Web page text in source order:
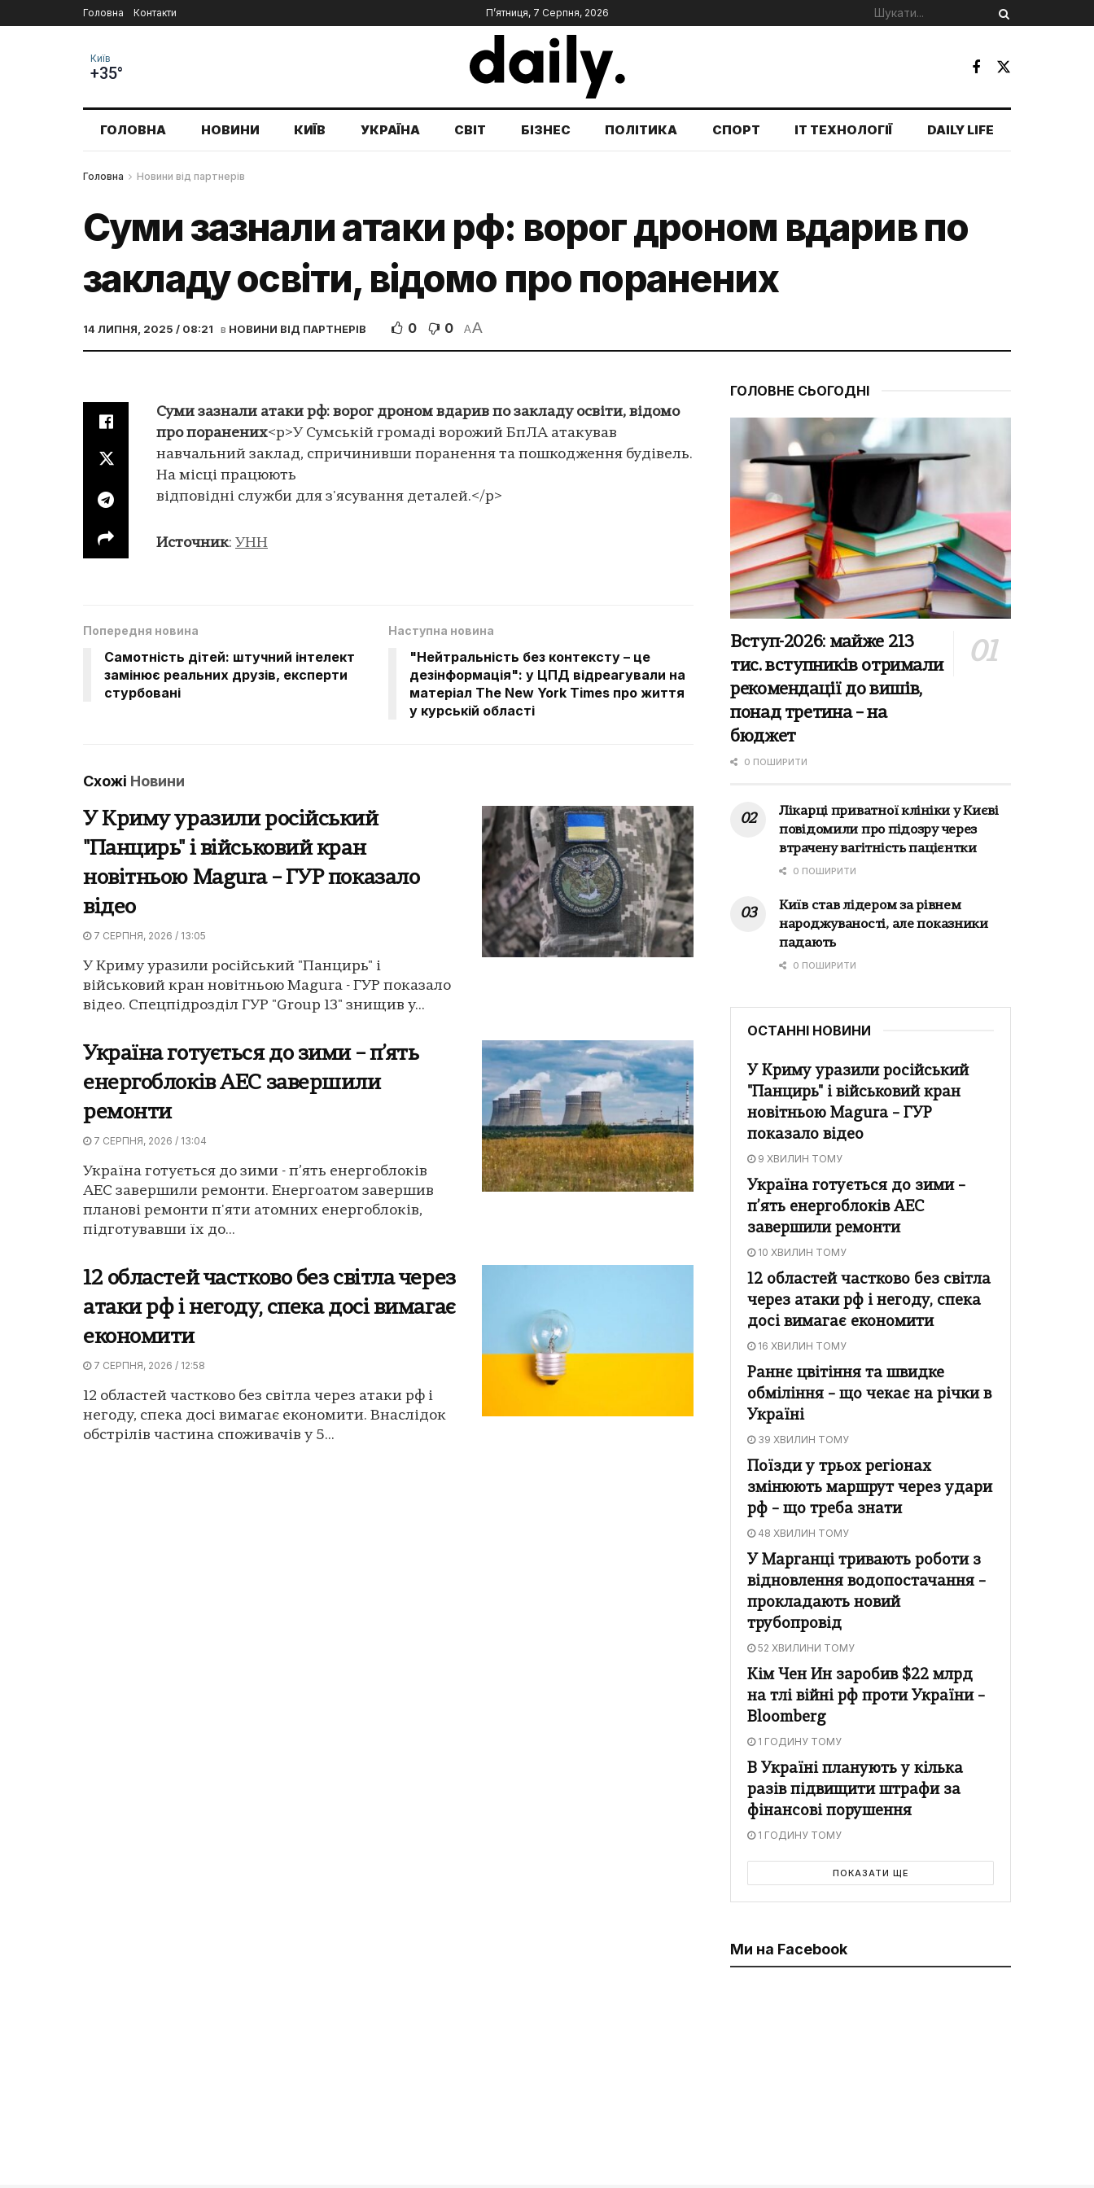
Головна Контакти П’ятниця, 7 Серпня, 2026
Київ
+35°
ГОЛОВНА НОВИНИ КИЇВ УКРАЇНА СВІТ БІЗНЕС ПОЛІТИКА СПОРТ IT ТЕХНОЛОГІЇ DAILY LIFE
Головна Новини від партнерів
Суми зазнали атаки рф: ворог дроном вдарив по
закладу освіти, відомо про поранених
14 ЛИПНЯ, 2025 / 08:21 в НОВИНИ ВІД ПАРТНЕРІВ 0 0 AA
Суми зазнали атаки рф: ворог дроном вдарив по закладу освіти, відомо
про поранених<p>У Сумській громаді ворожий БпЛА атакував
навчальний заклад, спричинивши поранення та пошкодження будівель.
На місці працюють
відповідні служби для з'ясування деталей.</p>
Источник: УНН
Попередня новина
Самотність дітей: штучний інтелект
замінює реальних друзів, експерти
стурбовані
Наступна новина
"Нейтральність без контексту – це
дезінформація": у ЦПД відреагували на
матеріал The New York Times про життя
у курській області
Схожі Новини
У Криму уразили російський
"Панцирь" і військовий кран
новітньою Magura – ГУР показало
відео
7 СЕРПНЯ, 2026 / 13:05
У Криму уразили російський "Панцирь" і
військовий кран новітньою Magura - ГУР показало
відео. Спецпідрозділ ГУР "Group 13" знищив у...
Україна готується до зими – п’ять
енергоблоків АЕС завершили
ремонти
7 СЕРПНЯ, 2026 / 13:04
Україна готується до зими - п’ять енергоблоків
АЕС завершили ремонти. Енергоатом завершив
планові ремонти п'яти атомних енергоблоків,
підготувавши їх до...
12 областей частково без світла через
атаки рф і негоду, спека досі вимагає
економити
7 СЕРПНЯ, 2026 / 12:58
12 областей частково без світла через атаки рф і
негоду, спека досі вимагає економити. Внаслідок
обстрілів частина споживачів у 5...
ГОЛОВНЕ СЬОГОДНІ
Вступ-2026: майже 213
тис. вступників отримали
рекомендації до вишів,
понад третина – на
бюджет
0 ПОШИРИТИ
Лікарці приватної клініки у Києві
повідомили про підозру через
втрачену вагітність пацієнтки
0 ПОШИРИТИ
Київ став лідером за рівнем
народжуваності, але показники
падають
0 ПОШИРИТИ
ОСТАННІ НОВИНИ
У Криму уразили російський
"Панцирь" і військовий кран
новітньою Magura – ГУР
показало відео
9 ХВИЛИН ТОМУ
Україна готується до зими –
п’ять енергоблоків АЕС
завершили ремонти
10 ХВИЛИН ТОМУ
12 областей частково без світла
через атаки рф і негоду, спека
досі вимагає економити
16 ХВИЛИН ТОМУ
Раннє цвітіння та швидке
обміління – що чекає на річки в
Україні
39 ХВИЛИН ТОМУ
Поїзди у трьох регіонах
змінюють маршрут через удари
рф – що треба знати
48 ХВИЛИН ТОМУ
У Марганці тривають роботи з
відновлення водопостачання –
прокладають новий
трубопровід
52 ХВИЛИНИ ТОМУ
Кім Чен Ин заробив $22 млрд
на тлі війні рф проти України –
Bloomberg
1 ГОДИНУ ТОМУ
В Україні планують у кілька
разів підвищити штрафи за
фінансові порушення
1 ГОДИНУ ТОМУ
ПОКАЗАТИ ЩЕ
Ми на Facebook